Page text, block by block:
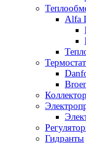
Alfa
Гидранты